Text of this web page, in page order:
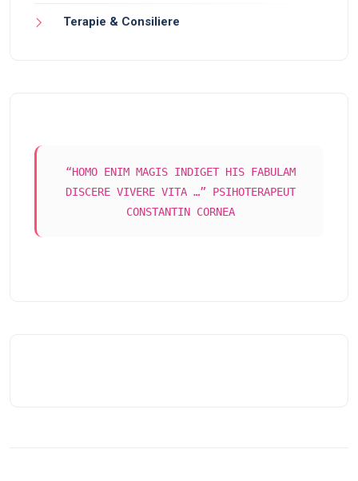
Terapie & Consiliere
“HOMO ENIM MAGIS INDIGET HIS FABULAM
DISCERE VIVERE VITA …” PSIHOTERAPEUT
CONSTANTIN CORNEA